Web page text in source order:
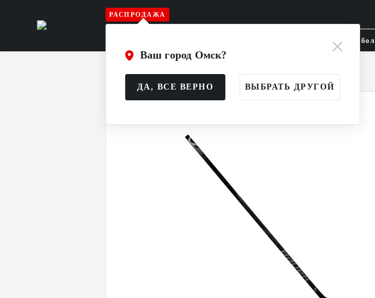
РАСПРОДАЖА
Флорбол
Ваш город Омск?
ДА, ВСЕ ВЕРНО ВЫБРАТЬ ДРУГОЙ
Главная Каталог Игрок Клюшки Взрослые (SR)